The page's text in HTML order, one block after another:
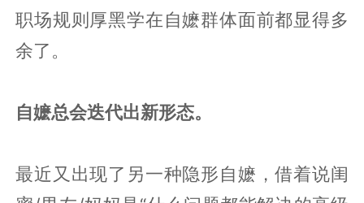
职场规则厚黑学在自嬷群体面前都显得多
余了。
自嬷总会迭代出新形态。
最近又出现了另一种隐形自嬷，借着说闺